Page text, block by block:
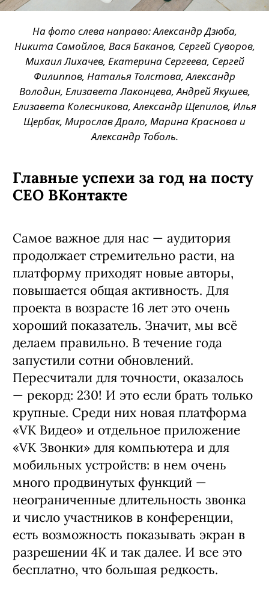
На фото слева направо: Александр Дзюба,
Никита Самойлов, Вася Баканов, Сергей Суворов,
Михаил Лихачев, Екатерина Сергеева, Сергей
Филиппов, Наталья Толстова, Александр
Володин, Елизавета Лаконцева, Андрей Якушев,
Елизавета Колесникова, Александр Щепилов, Илья
Щербак, Мирослав Драло, Марина Краснова и
Александр Тоболь.
Главные успехи за год на посту
CEO ВКонтакте
Самое важное для нас — аудитория
продолжает стремительно расти, на
платформу приходят новые авторы,
повышается общая активность. Для
проекта в возрасте 16 лет это очень
хороший показатель. Значит, мы всё
делаем правильно. В течение года
запустили сотни обновлений.
Пересчитали для точности, оказалось
— рекорд: 230! И это если брать только
крупные. Среди них новая платформа
«VK Видео» и отдельное приложение
«VK Звонки» для компьютера и для
мобильных устройств: в нем очень
много продвинутых функций —
неограниченные длительность звонка
и число участников в конференции,
есть возможность показывать экран в
разрешении 4К и так далее. И все это
бесплатно, что большая редкость.